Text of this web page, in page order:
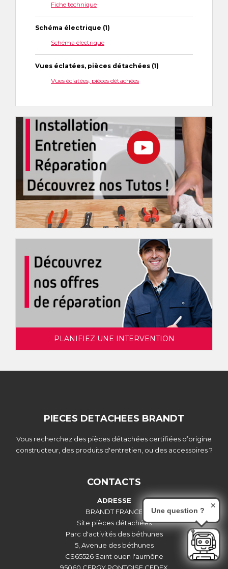
Fiche technique
Schéma électrique (1)
Schéma électrique
Vues éclatées, pièces détachées (1)
Vues éclatées, pièces détachées
PLANIFIEZ UNE INTERVENTION
PIECES DETACHEES BRANDT
Vous recherchez des pièces détachées certifiées d’origine
constructeur, des produits d'entretien, ou des accessoires ?
CONTACTS
ADRESSE
BRANDT FRANCE
Site pièces détachées
Parc d'activités des béthunes
5, Avenue des béthunes
CS65526 Saint ouen l'aumône
Une question ?
✕